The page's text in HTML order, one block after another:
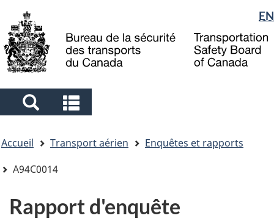
to
main
to
"About
government"
à
la
Sélection
de
la
langue
EN
Search
and
menus
and
menus
êtes
ici
Accueil Transport aérien
Enquêtes et rapports
A94C0014
Rapport d'enquête